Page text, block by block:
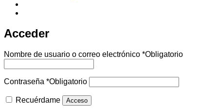
Acceder
Nombre de usuario o correo electrónico *Obligatorio
Contraseña *Obligatorio
Recuérdame Acceso